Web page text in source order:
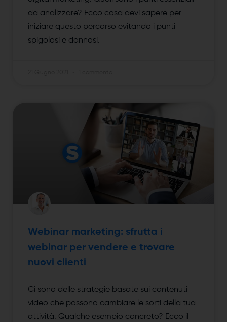
da analizzare? Ecco cosa devi sapere per
iniziare questo percorso evitando i punti
spigolosi e dannosi.
Webinar marketing: sfrutta i
webinar per vendere e trovare
nuovi clienti
Ci sono delle strategie basate sui contenuti
video che possono cambiare le sorti della tua
attività. Qualche esempio concreto? Ecco il